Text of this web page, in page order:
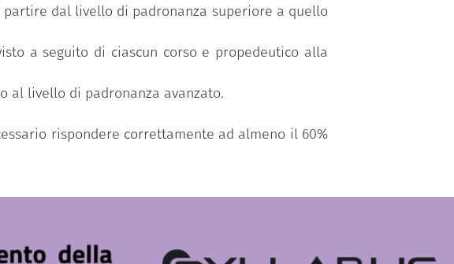
dal livello di padronanza superiore a quello
a seguito di ciascun corso e propedeutico alla
al livello di padronanza avanzato.
rispondere correttamente ad almeno il 60%